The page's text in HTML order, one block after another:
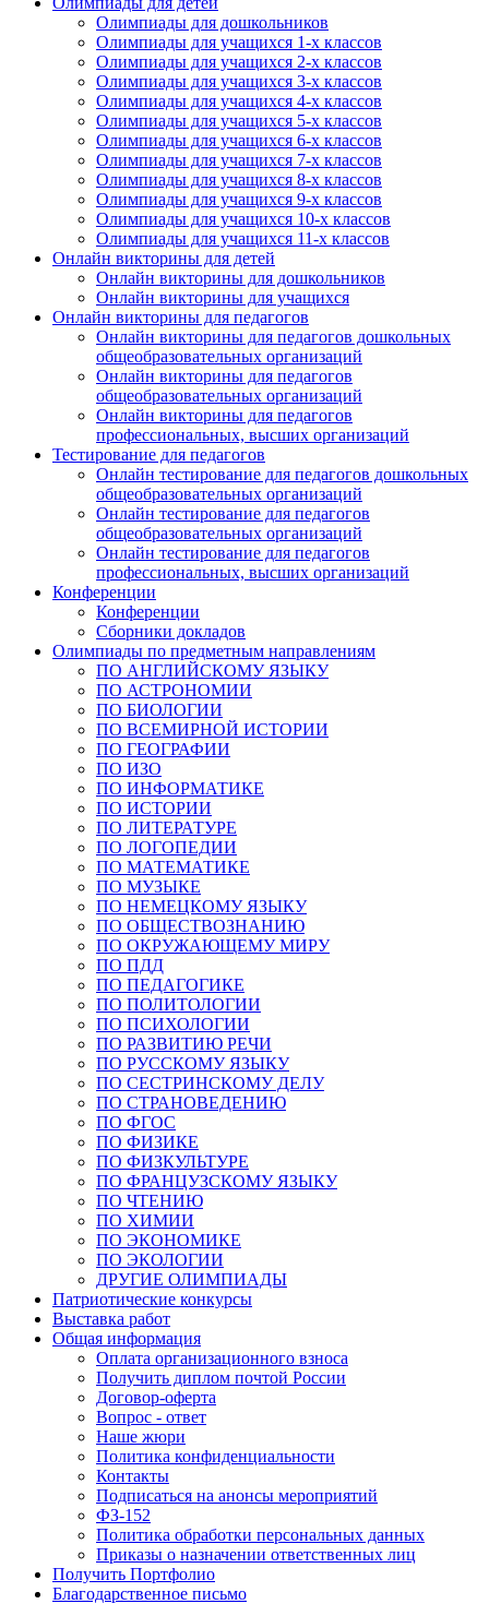
Олимпиады для дошкольников
Олимпиады для учащихся 1-х классов
Олимпиады для учащихся 2-х классов
Олимпиады для учащихся 3-х классов
Олимпиады для учащихся 4-х классов
Олимпиады для учащихся 5-х классов
Олимпиады для учащихся 6-х классов
Олимпиады для учащихся 7-х классов
Олимпиады для учащихся 8-х классов
Олимпиады для учащихся 9-х классов
Олимпиады для учащихся 10-х классов
Олимпиады для учащихся 11-х классов
Онлайн викторины для детей
Онлайн викторины для дошкольников
Онлайн викторины для учащихся
Онлайн викторины для педагогов
Онлайн викторины для педагогов дошкольных
общеобразовательных организаций
Онлайн викторины для педагогов
общеобразовательных организаций
Онлайн викторины для педагогов
профессиональных, высших организаций
Тестирование для педагогов
Онлайн тестирование для педагогов дошкольных
общеобразовательных организаций
Онлайн тестирование для педагогов
общеобразовательных организаций
Онлайн тестирование для педагогов
профессиональных, высших организаций
Конференции
Конференции
Сборники докладов
Олимпиады по предметным направлениям
ПО АНГЛИЙСКОМУ ЯЗЫКУ
ПО АСТРОНОМИИ
ПО БИОЛОГИИ
ПО ВСЕМИРНОЙ ИСТОРИИ
ПО ГЕОГРАФИИ
ПО ИЗО
ПО ИНФОРМАТИКЕ
ПО ИСТОРИИ
ПО ЛИТЕРАТУРЕ
ПО ЛОГОПЕДИИ
ПО МАТЕМАТИКЕ
ПО МУЗЫКЕ
ПО НЕМЕЦКОМУ ЯЗЫКУ
ПО ОБЩЕСТВОЗНАНИЮ
ПО ОКРУЖАЮЩЕМУ МИРУ
ПО ПДД
ПО ПЕДАГОГИКЕ
ПО ПОЛИТОЛОГИИ
ПО ПСИХОЛОГИИ
ПО РАЗВИТИЮ РЕЧИ
ПО РУССКОМУ ЯЗЫКУ
ПО СЕСТРИНСКОМУ ДЕЛУ
ПО СТРАНОВЕДЕНИЮ
ПО ФГОС
ПО ФИЗИКЕ
ПО ФИЗКУЛЬТУРЕ
ПО ФРАНЦУЗСКОМУ ЯЗЫКУ
ПО ЧТЕНИЮ
ПО ХИМИИ
ПО ЭКОНОМИКЕ
ПО ЭКОЛОГИИ
ДРУГИЕ ОЛИМПИАДЫ
Патриотические конкурсы
Выставка работ
Общая информация
Оплата организационного взноса
Получить диплом почтой России
Договор-оферта
Вопрос - ответ
Наше жюри
Политика конфиденциальности
Контакты
Подписаться на анонсы мероприятий
ФЗ-152
Политика обработки персональных данных
Приказы о назначении ответственных лиц
Получить Портфолио
Благодарственное письмо